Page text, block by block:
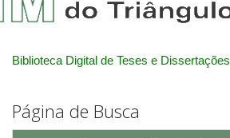
Biblioteca Digital de Teses e Dissertações
Página de Busca